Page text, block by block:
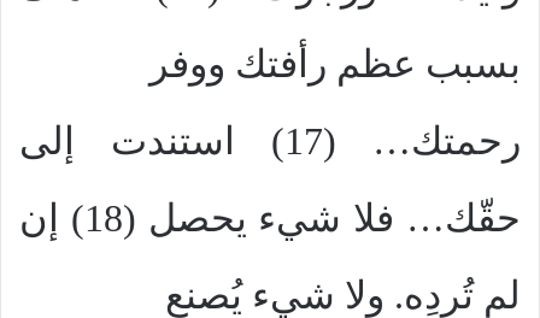
بسبب عظم رأفتك ووفر
رحمتك… (17) استندت إلى
حقّك… فلا شيء يحصل (18) إن
لم تُردِه. ولا شيء يُصنع